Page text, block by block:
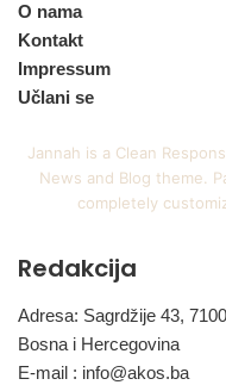
O nama
Kontakt
Impressum
Učlani se
Jannah is a Clean
News and Blog theme.
completely
Redakcija
Adresa: Sagrdžije 43,
Bosna i Hercegovina
E-mail : info@akos.ba